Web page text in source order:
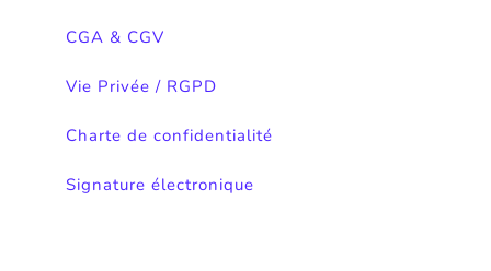
CGA & CGV
Vie Privée / RGPD
Charte de confidentialité
Signature électronique